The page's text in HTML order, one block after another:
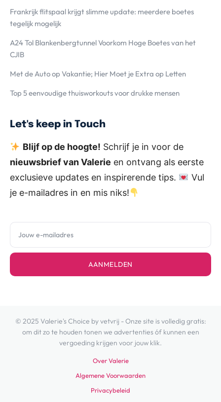
Frankrijk flitspaal krijgt slimme update: meerdere boetes
tegelijk mogelijk
A24 Tol Blankenbergtunnel Voorkom Hoge Boetes van het
CJIB
Met de Auto op Vakantie; Hier Moet je Extra op Letten
Top 5 eenvoudige thuisworkouts voor drukke mensen
Let's keep in Touch
Blijf op de hoogte! Schrijf je in voor de
nieuwsbrief van Valerie en ontvang als eerste
exclusieve updates en inspirerende tips.
Vul
je e-mailadres in en mis niks!
AANMELDEN
© 2025 Valerie's Choice by vetvrij - Onze site is volledig gratis:
om dit zo te houden tonen we advertenties óf kunnen een
vergoeding krijgen voor jouw klik.
Over Valerie
Algemene Voorwaarden
Privacybeleid